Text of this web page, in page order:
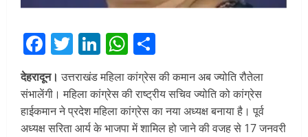
Facebook
Twitter
LinkedIn
WhatsApp
देहरादून। उत्तराखंड महिला कांग्रेस की कमान अब ज्योति रौतेला
संभालेंगी। महिला कांग्रेस की राष्ट्रीय सचिव ज्योति को कांग्रेस
हाईकमान ने प्रदेश महिला कांग्रेस का नया अध्यक्ष बनाया है। पूर्व
अध्यक्ष सरिता आर्य के भाजपा में शामिल हो जाने की वजह से 17 जनवरी